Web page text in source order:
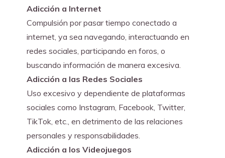
Adicción a Internet
Compulsión por pasar tiempo conectado a
internet, ya sea navegando, interactuando en
redes sociales, participando en foros, o
buscando información de manera excesiva.
Adicción a las Redes Sociales
Uso excesivo y dependiente de plataformas
sociales como Instagram, Facebook, Twitter,
TikTok, etc., en detrimento de las relaciones
personales y responsabilidades.
Adicción a los Videojuegos